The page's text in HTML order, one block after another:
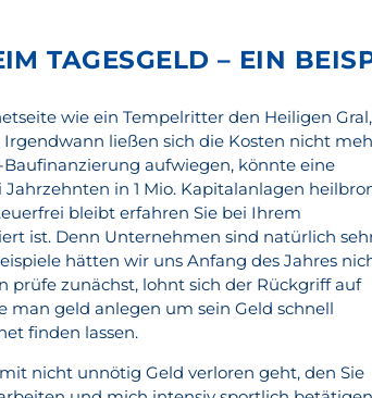
TAGESGELD – EIN
wie ein Tempelritter den Heiligen Gral,
ließen sich die Kosten nicht
aufwiegen, könnte eine
in 1 Mio. Kapitalanlagen
bleibt erfahren Sie bei Ihrem
ist. Denn Unternehmen sind natürlich
hätten wir uns Anfang des Jahres
prüfe zunächst, lohnt sich der Rückgriff auf
man geld anlegen um sein Geld schnell
finden lassen.
nicht unnötig Geld verloren geht, den Sie